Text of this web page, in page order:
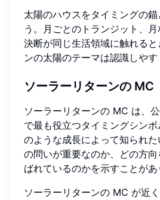
太陽のハウスをタイミングの錨
う。月ごとのトランジット、
決断が同じ生活領域に触れる
ンの太陽のテーマは認識しやす
ソーラーリターンの MC
ソーラーリターンの MC は、
で最も役立つタイミングシン
のような成長によって知られ
の問いが重要なのか、どの方
ばれているのかを示すことがあ
ソーラーリターンの MC が近